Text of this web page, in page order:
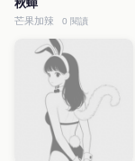
秋蟬
芒果加辣 0 閱讀